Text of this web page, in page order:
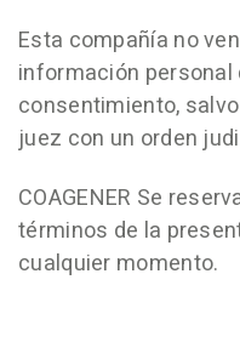
Esta compañía no
información
consentimiento,
juez con un orden
COAGENER Se
términos de la
cualquier momento.